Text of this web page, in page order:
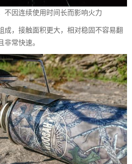
不因连续使用时间长而影响火力
成，接触面积更大，相对稳固不容易翻
常快速。